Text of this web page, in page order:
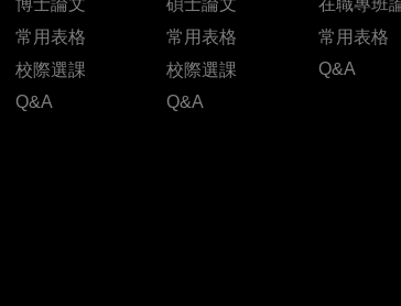
常用表格
校際選課
Q&A
常用表格
校際選課
Q&A
常用表格
Q&A